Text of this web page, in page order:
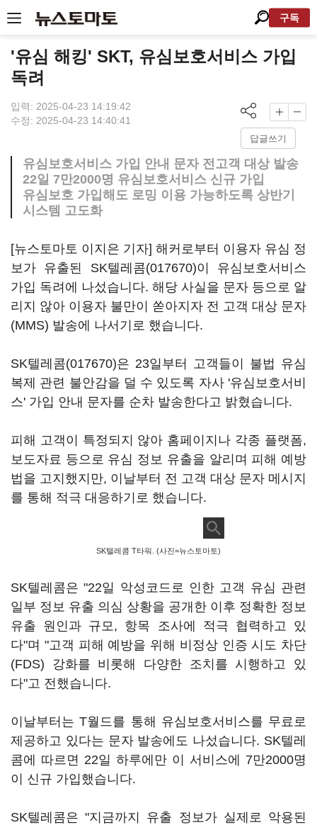
구독
'유심 해킹' SKT, 유심보호서비스 가입
독려
입력: 2025-04-23 14:19:42
수정: 2025-04-23 14:40:41
답글쓰기
유심보호서비스 가입 안내 문자 전고객 대상 발송
22일 7만2000명 유심보호서비스 신규 가입
유심보호 가입해도 로밍 이용 가능하도록 상반기
시스템 고도화
[뉴스토마토 이지은 기자] 해커로부터 이용자 유심 정
보가 유출된 SK텔레콤(017670)이 유심보호서비스
가입 독려에 나섰습니다. 해당 사실을 문자 등으로 알
리지 않아 이용자 불만이 쏟아지자 전 고객 대상 문자
(MMS) 발송에 나서기로 했습니다.
SK텔레콤(017670)은 23일부터 고객들이 불법 유심
복제 관련 불안감을 덜 수 있도록 자사 '유심보호서비
스' 가입 안내 문자를 순차 발송한다고 밝혔습니다.
피해 고객이 특정되지 않아 홈페이지나 각종 플랫폼,
보도자료 등으로 유심 정보 유출을 알리며 피해 예방
법을 고지했지만, 이날부터 전 고객 대상 문자 메시지
를 통해 적극 대응하기로 했습니다.
SK텔레콤 T타워. (사진=뉴스토마토)
SK텔레콤은 "22일 악성코드로 인한 고객 유심 관련
일부 정보 유출 의심 상황을 공개한 이후 정확한 정보
유출 원인과 규모, 항목 조사에 적극 협력하고 있
다"며 "고객 피해 예방을 위해 비정상 인증 시도 차단
(FDS) 강화를 비롯해 다양한 조치를 시행하고 있
다"고 전했습니다.
이날부터는 T월드를 통해 유심보호서비스를 무료로
제공하고 있다는 문자 발송에도 나섰습니다. SK텔레
콤에 따르면 22일 하루에만 이 서비스에 7만2000명
이 신규 가입했습니다.
SK텔레콤은 "지금까지 유출 정보가 실제로 악용된